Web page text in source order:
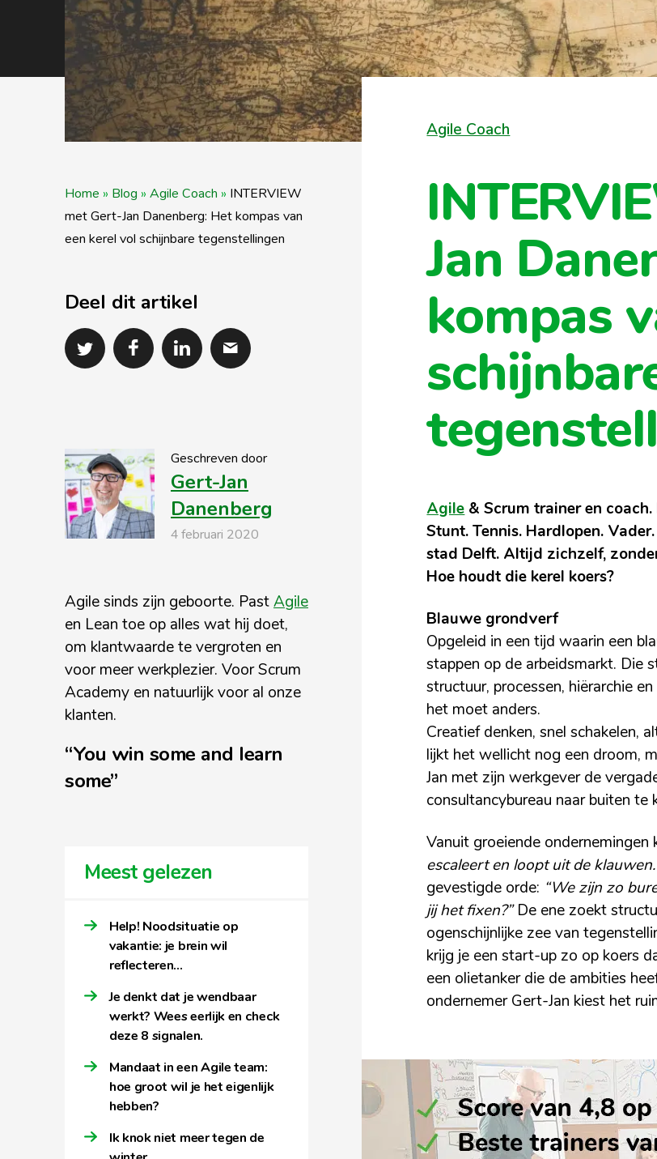
Agile Coach
Jan
kompas
Agile& Scrum trainer en
Stunt. Tennis. Hardlopen.
stad Delft. Altijd zichzelf,
Hoe houdt die kerel koers?
Blauwe grondverf
Opgeleid in een tijd waarin een
stappen op de arbeidsmarkt. Die
structuur, processen, hiërarchie
het moet anders.
Creatief denken, snel schakelen,
lijkt het wellicht nog een droom,
Jan met zijn werkgever de
consultancybureau naar buiten te
Vanuit groeiende
escaleert en loopt uit de
gevestigde orde: “We zijn zo
jij het fixen?”De ene zoekt
ogenschijnlijke zee van
krijg je een start-up zo op koers
een olietanker die de ambities
ondernemer Gert-Jan kiest het
Home » Blog » Agile Coach » INTERVIEW
met Gert-Jan Danenberg: Het kompas van
een kerel vol schijnbare tegenstellingen
Deel dit artikel
Geschreven door
Gert-Jan
Danenberg
4 februari 2020
Agile sinds zijn geboorte. PastAgile
en Lean toe op alles wat hij doet,
om klantwaarde te vergroten en
voor meer werkplezier. Voor Scrum
Academy en natuurlijk voor al onze
klanten.
“You win some and learn
some”
Meest gelezen
Help! Noodsituatie op
vakantie: je brein wil
reflecteren…
Je denkt dat je wendbaar
werkt? Wees eerlijk en check
deze 8 signalen.
Mandaat in een Agile team:
hoe groot wil je het eigenlijk
hebben?
Ik knok niet meer tegen de